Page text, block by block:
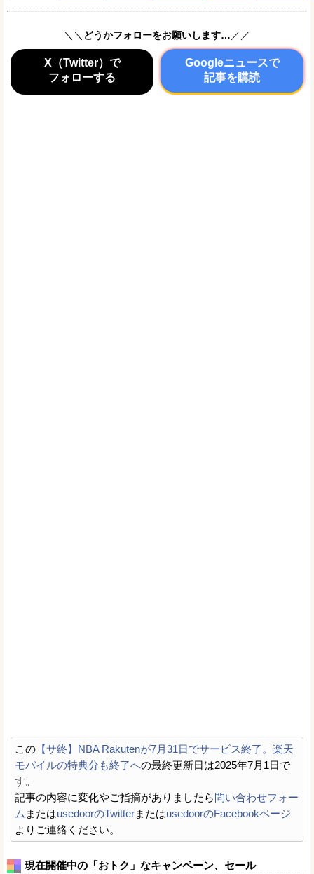
＼＼ どうかフォローをお願いします… ／／
X（Twitter）で
フォローする
Googleニュースで
記事を購読
この 【サ終】NBA Rakutenが7月31日でサービス終了。楽天
モバイルの特典分も終了への最終更新日は2025年7月1日で
す。
記事の内容に変化やご指摘がありましたら問い合わせフォー
ム またはusedoorのTwitterまたはusedoorのFacebookページ
よりご連絡ください。
現在開催中の「おトク」なキャンペーン、セール